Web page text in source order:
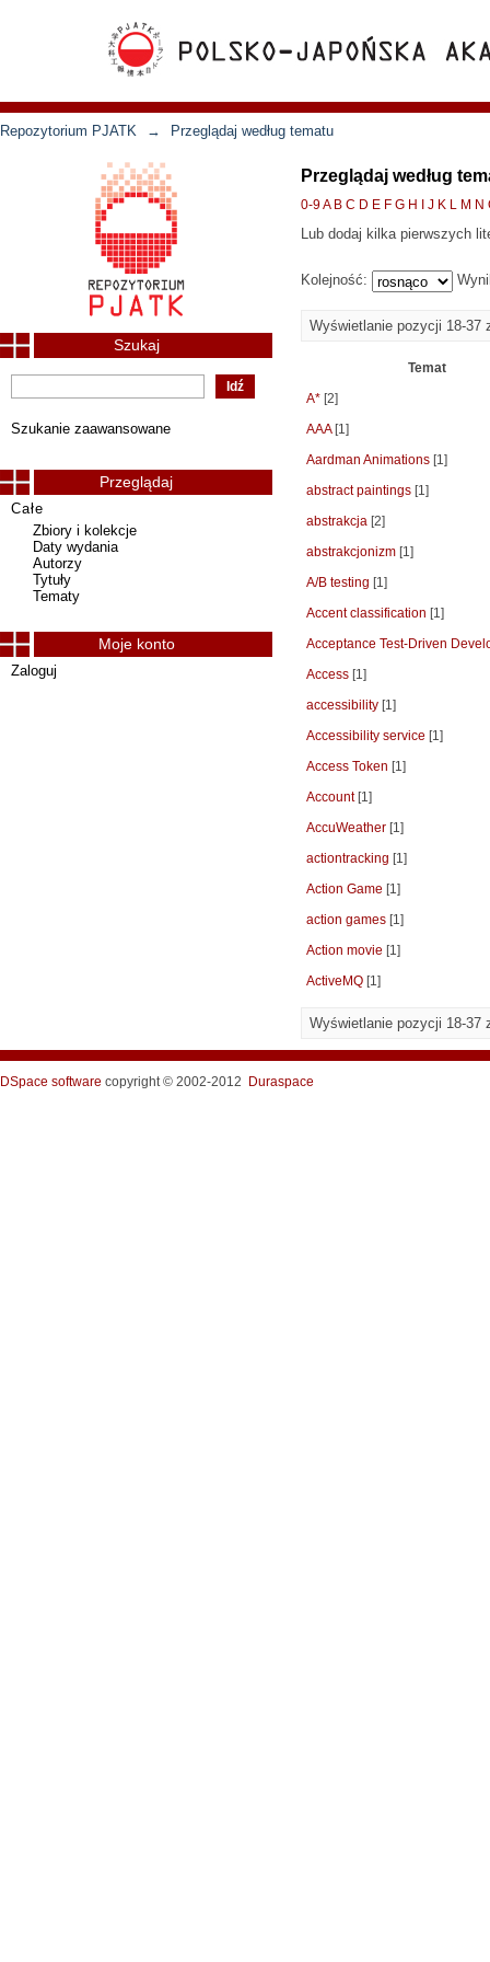
Repozytorium PJATK → Przeglądaj według tematu
Przeglądaj według
0-9A B C D E F G H J K L M N
Lub dodaj kilka pierwszych
Kolejność:
Wyświetlanie pozycji 18-37
Temat
A* [2]
AAA[1]
Aardman Animations [1]
abstract paintings [1]
abstrakcja [2]
abstrakcjonizm [1]
A/B testing [1]
Accent classification [1]
Acceptance Test-Driven
Access [1]
accessibility [1]
Accessibility service [1]
Access Token [1]
Account[1]
AccuWeather [1]
actiontracking [1]
Action Game [1]
action games [1]
Action movie [1]
ActiveMQ [1]
Wyświetlanie pozycji 18-37
Szukaj
Szukanie zaawansowane
Przeglądaj
Całe
Zbiory i kolekcje
Daty wydania
Autorzy
Tytuły
Tematy
Moje konto
Zaloguj
DSpace software copyright © 2002-2012 Duraspace